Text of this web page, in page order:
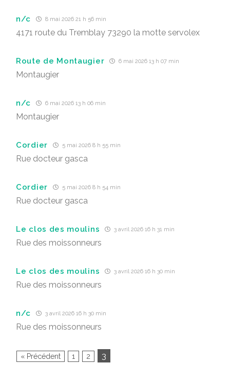
n/c 8 mai 2026 21 h 56 min
4171 route du Tremblay 73290 la motte servolex
Route de Montaugier 6 mai 2026 13 h 07 min
Montaugier
n/c 6 mai 2026 13 h 06 min
Montaugier
Cordier 5 mai 2026 8 h 55 min
Rue docteur gasca
Cordier 5 mai 2026 8 h 54 min
Rue docteur gasca
Le clos des moulins 3 avril 2026 16 h 31 min
Rue des moissonneurs
Le clos des moulins 3 avril 2026 16 h 30 min
Rue des moissonneurs
n/c 3 avril 2026 16 h 30 min
Rue des moissonneurs
« Précédent 1 2 3